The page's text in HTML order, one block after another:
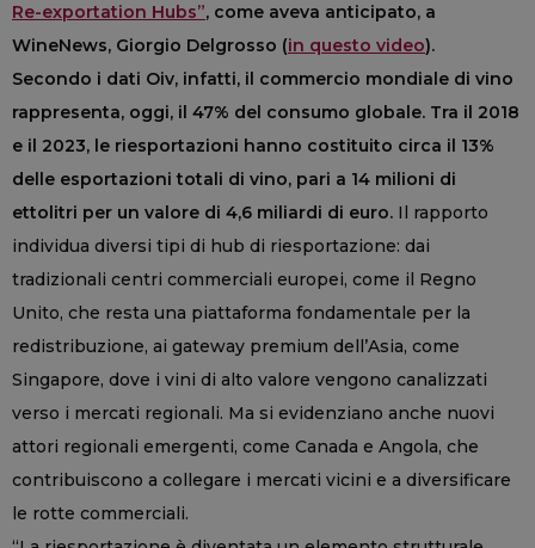
Re-exportation Hubs”, come aveva anticipato, a
WineNews, Giorgio Delgrosso (in questo video).
Secondo i dati Oiv, infatti, il commercio mondiale di vino
rappresenta, oggi, il 47% del consumo globale. Tra il 2018
e il 2023, le riesportazioni hanno costituito circa il 13%
delle esportazioni totali di vino, pari a 14 milioni di
ettolitri per un valore di 4,6 miliardi di euro. Il rapporto
individua diversi tipi di hub di riesportazione: dai
tradizionali centri commerciali europei, come il Regno
Unito, che resta una piattaforma fondamentale per la
redistribuzione, ai gateway premium dell’Asia, come
Singapore, dove i vini di alto valore vengono canalizzati
verso i mercati regionali. Ma si evidenziano anche nuovi
attori regionali emergenti, come Canada e Angola, che
contribuiscono a collegare i mercati vicini e a diversificare
le rotte commerciali.